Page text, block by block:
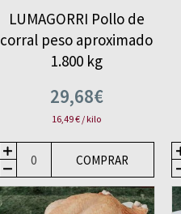
LUMAGORRI Pollo de
corral peso aproximado
1.800 kg
29,68€
16,49 € / kilo
COMPRAR